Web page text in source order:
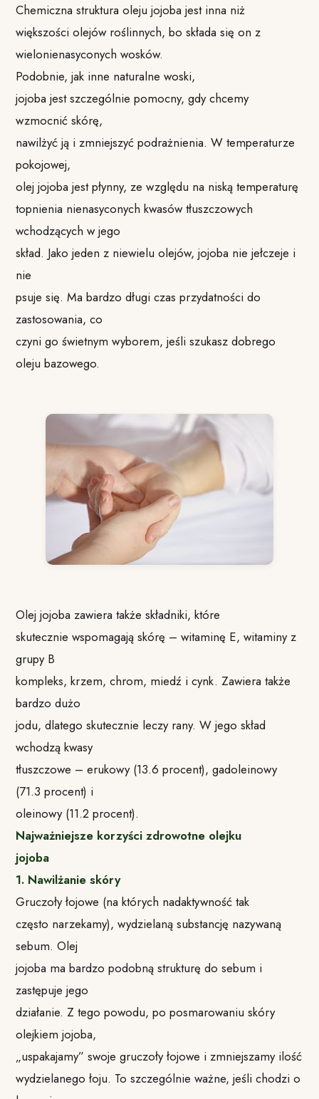
Chemiczna struktura oleju jojoba jest inna niż
większości olejów roślinnych, bo składa się on z
wielonienasyconych wosków.
Podobnie, jak inne naturalne woski,
jojoba jest szczególnie pomocny, gdy chcemy
wzmocnić skórę,
nawilżyć ją i zmniejszyć podrażnienia. W temperaturze
pokojowej,
olej jojoba jest płynny, ze względu na niską temperaturę
topnienia nienasyconych kwasów tłuszczowych
wchodzących w jego
skład. Jako jeden z niewielu olejów, jojoba nie jełczeje i
nie
psuje się. Ma bardzo długi czas przydatności do
zastosowania, co
czyni go świetnym wyborem, jeśli szukasz dobrego
oleju bazowego.
Olej jojoba zawiera także składniki, które
skutecznie wspomagają skórę – witaminę E, witaminy z
grupy B
kompleks, krzem, chrom, miedź i cynk. Zawiera także
bardzo dużo
jodu, dlatego skutecznie leczy rany. W jego skład
wchodzą kwasy
tłuszczowe – erukowy (13.6 procent), gadoleinowy
(71.3 procent) i
oleinowy (11.2 procent).
Najważniejsze korzyści zdrowotne olejku
jojoba
1. Nawilżanie skóry
Gruczoły łojowe (na których nadaktywność tak
często narzekamy), wydzielaną substancję nazywaną
sebum. Olej
jojoba ma bardzo podobną strukturę do sebum i
zastępuje jego
działanie. Z tego powodu, po posmarowaniu skóry
olejkiem jojoba,
„uspakajamy” swoje gruczoły łojowe i zmniejszamy ilość
wydzielanego łoju. To szczególnie ważne, jeśli chodzi o